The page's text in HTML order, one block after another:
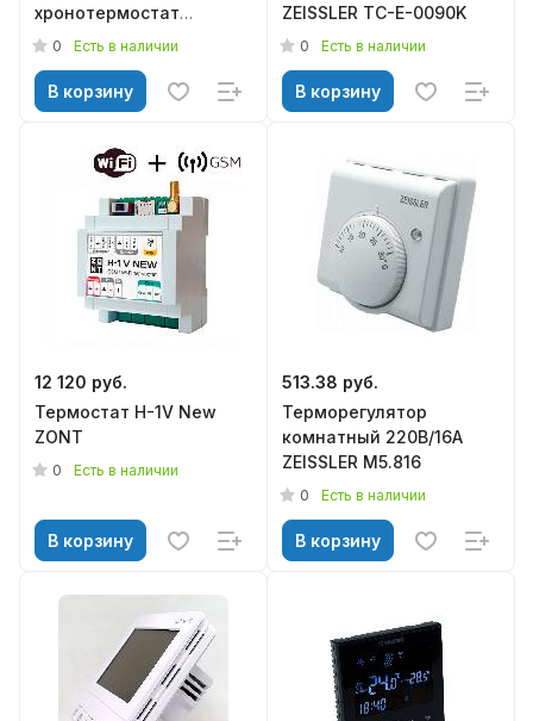
хронотермостат
ДВУХКОНТУРНЫЙ с WI-FI
0 Есть в наличии
В корзину
ZEISSLER TC-E-0090K
0 Есть в наличии
В корзину
12 120 руб.
Термостат H-1V New
ZONT
0 Есть в наличии
В корзину
513.38 руб.
Терморегулятор
комнатный 220В/16А
ZEISSLER M5.816
0 Есть в наличии
В корзину